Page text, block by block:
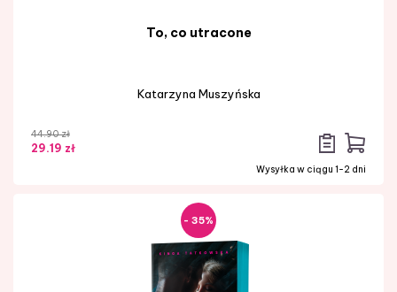
To, co utracone
Katarzyna Muszyńska
44.90 zł
29.19 zł
Wysyłka w ciągu 1-2 dni
- 35%